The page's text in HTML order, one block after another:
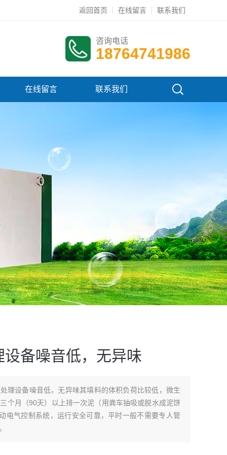
返回首页 在线留言 联系我们
咨询电话
18764741986
在线留言 联系我们
备噪音低，无异味
理设备噪音低，无异味其填料的体积负荷比较低，微生
个月（90天）以上排一次泥（用粪车抽吸或脱水成泥饼
电气控制系统，运行安全可靠，平时一般不需要专人管